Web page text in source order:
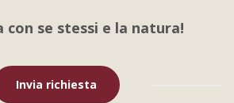
con se stessi e la natura!
Invia richiesta